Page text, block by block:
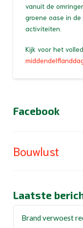
vanuit de
groene oase in
activiteiten.
Kijk voor het
Facebook
Bouwlust
Laatste
Brand verwoest